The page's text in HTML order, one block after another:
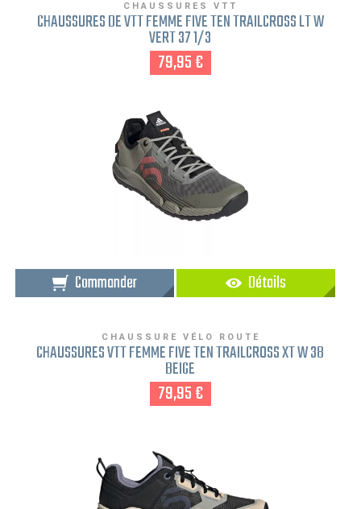
CHAUSSURES VTT
CHAUSSURES DE VTT FEMME FIVE TEN TRAILCROSS LT W
VERT 37 1/3
79,95 €
Commander Détails
CHAUSSURE VÉLO ROUTE
CHAUSSURES VTT FEMME FIVE TEN TRAILCROSS XT W 38
BEIGE
79,95 €